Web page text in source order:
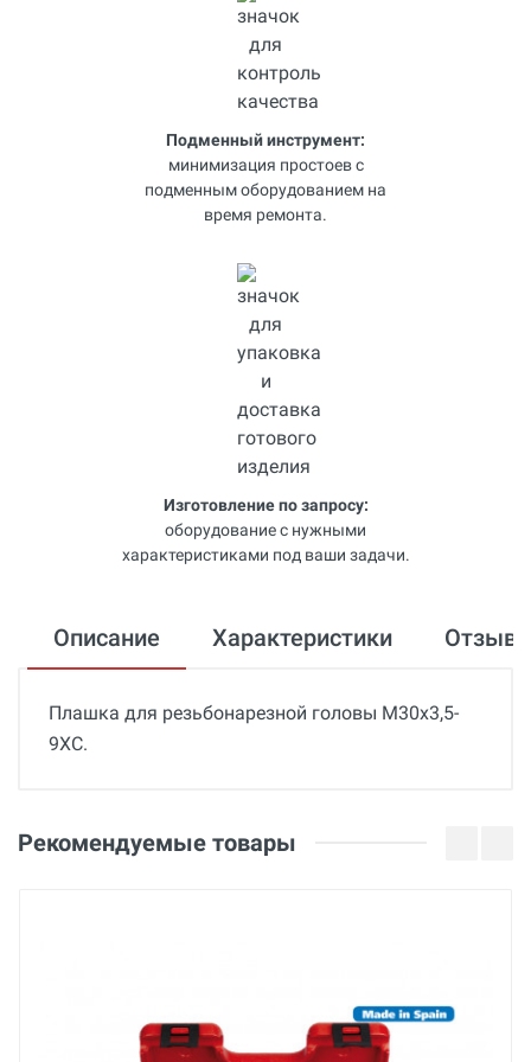
Подменный инструмент:
минимизация простоев с
подменным оборудованием на
время ремонта.
Изготовление по запросу:
оборудование с нужными
характеристиками под ваши задачи.
Описание Характеристики
Плашка для резьбонарезной головы М30x3,5-
9XC.
Беларусь
Федор Антипов
08 Февраля 2022
Рекомендуемые товары